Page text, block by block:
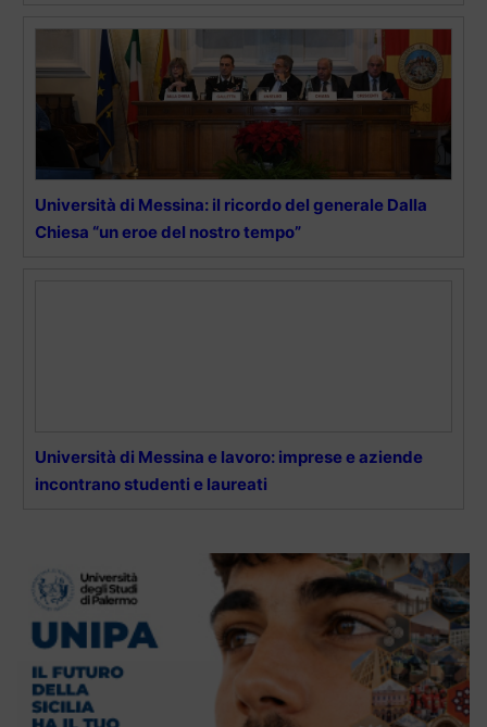
Università di Messina: il ricordo del generale Dalla
Chiesa “un eroe del nostro tempo”
Università di Messina e lavoro: imprese e aziende
incontrano studenti e laureati